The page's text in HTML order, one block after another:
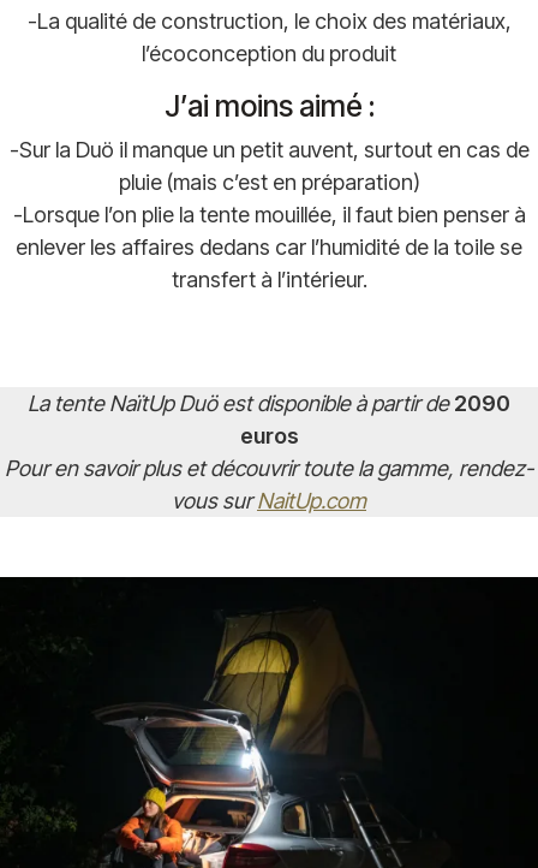
-La qualité de construction, le choix des matériaux,
l’écoconception du produit
J’ai moins aimé :
-Sur la Duö il manque un petit auvent, surtout en cas de
pluie (mais c’est en préparation)
-Lorsque l’on plie la tente mouillée, il faut bien penser à
enlever les affaires dedans car l’humidité de la toile se
transfert à l’intérieur.
La tente NaïtUp Duö est disponible à partir de2090
euros
Pour en savoir plus et découvrir toute la gamme, rendez-
vous surNaitUp.com